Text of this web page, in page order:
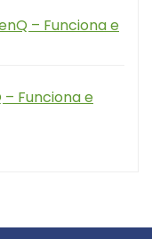
– Funciona e
– Funciona e